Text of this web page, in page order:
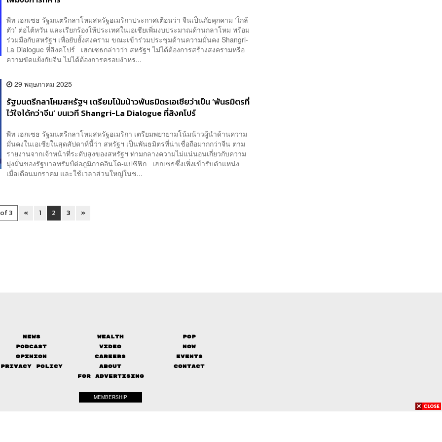
พีท เฮกเซธ รัฐมนตรีกลาโหมสหรัฐอเมริกาประกาศเตือนว่า จีนเป็นภัยคุกคาม ‘ใกล้
ตัว’ ต่อไต้หวัน และเรียกร้องให้ประเทศในเอเชียเพิ่มงบประมาณด้านกลาโหม พร้อม
ร่วมมือกับสหรัฐฯ เพื่อยับยั้งสงคราม ขณะเข้าร่วมประชุมด้านความมั่นคง Shangri-
La Dialogue ที่สิงคโปร์ เฮกเซธกล่าวว่า สหรัฐฯ ไม่ได้ต้องการสร้างสงครามหรือ
ความขัดแย้งกับจีน ไม่ได้ต้องการครอบงำหร...
29 พฤษภาคม 2025
รัฐมนตรีกลาโหมสหรัฐฯ เตรียมโน้มน้าวพันธมิตรเอเชียว่าเป็น ‘พันธมิตรที่
ไว้ใจได้กว่าจีน’ บนเวที Shangri-La Dialogue ที่สิงคโปร์
พีท เฮกเซธ รัฐมนตรีกลาโหมสหรัฐอเมริกา เตรียมพยายามโน้มน้าวผู้นำด้านความ
มั่นคงในเอเชียในสุดสัปดาห์นี้ว่า สหรัฐฯ เป็นพันธมิตรที่น่าเชื่อถือมากกว่าจีน ตาม
รายงานจากเจ้าหน้าที่ระดับสูงของสหรัฐฯ ท่ามกลางความไม่แน่นอนเกี่ยวกับความ
มุ่งมั่นของรัฐบาลทรัมป์ต่อภูมิภาคอินโด-แปซิฟิก เฮกเซธซึ่งเพิ่งเข้ารับตำแหน่ง
เมื่อเดือนมกราคม และใช้เวลาส่วนใหญ่ในช...
3 « 1 2 3 »
News Wealth
Pop
Podcast
Video
Now
Opinion
Careers
Events
Privacy Policy
About
Contact
FOR ADVERTISING
MEMBERSHIP